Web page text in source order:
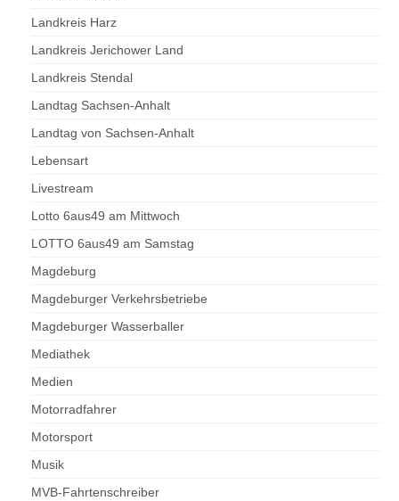
Landkreis Harz
Landkreis Jerichower Land
Landkreis Stendal
Landtag Sachsen-Anhalt
Landtag von Sachsen-Anhalt
Lebensart
Livestream
Lotto 6aus49 am Mittwoch
LOTTO 6aus49 am Samstag
Magdeburg
Magdeburger Verkehrsbetriebe
Magdeburger Wasserballer
Mediathek
Medien
Motorradfahrer
Motorsport
Musik
MVB-Fahrtenschreiber